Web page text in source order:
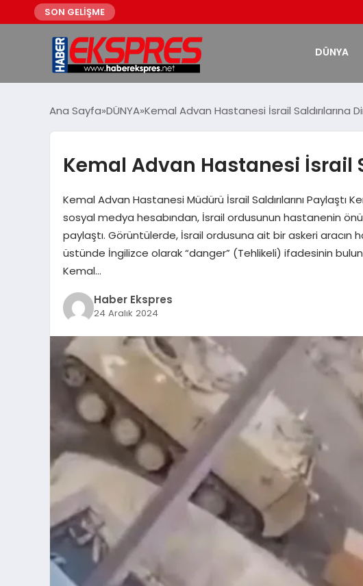
SON GELİŞME
DÜNYA
Ana Sayfa DÜNYA Kemal Advan Hastanesi İsrail Saldırılarına
Kemal Advan Hastanesi İsrail
Kemal Advan Hastanesi Müdürü İsrail Saldırılarını
sosyal medya hesabından, İsrail ordusunun hastanenin
paylaştı. Görüntülerde, İsrail ordusuna ait bir askeri aracın
üstünde İngilizce olarak “danger” (Tehlikeli) ifadesinin
Kemal…
Haber Ekspres
24 Aralık 2024